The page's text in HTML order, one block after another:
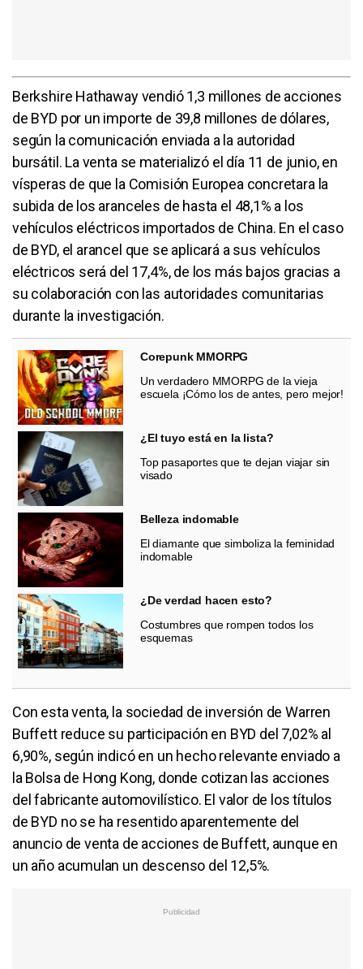
Berkshire Hathaway vendió 1,3 millones de acciones
de BYD por un importe de 39,8 millones de dólares,
según la comunicación enviada a la autoridad
bursátil. La venta se materializó el día 11 de junio, en
vísperas de que la Comisión Europea concretara la
subida de los aranceles de hasta el 48,1% a los
vehículos eléctricos importados de China. En el caso
de BYD, el arancel que se aplicará a sus vehículos
eléctricos será del 17,4%, de los más bajos gracias a
su colaboración con las autoridades comunitarias
durante la investigación.
Corepunk MMORPG
Un verdadero MMORPG de la vieja
escuela ¡Cómo los de antes, pero mejor!
¿El tuyo está en la lista?
Top pasaportes que te dejan viajar sin
visado
Belleza indomable
El diamante que simboliza la feminidad
indomable
¿De verdad hacen esto?
Costumbres que rompen todos los
esquemas
Con esta venta, la sociedad de inversión de Warren
Buffett reduce su participación en BYD del 7,02% al
6,90%, según indicó en un hecho relevante enviado a
la Bolsa de Hong Kong, donde cotizan las acciones
del fabricante automovilístico. El valor de los títulos
de BYD no se ha resentido aparentemente del
anuncio de venta de acciones de Buffett, aunque en
un año acumulan un descenso del 12,5%.